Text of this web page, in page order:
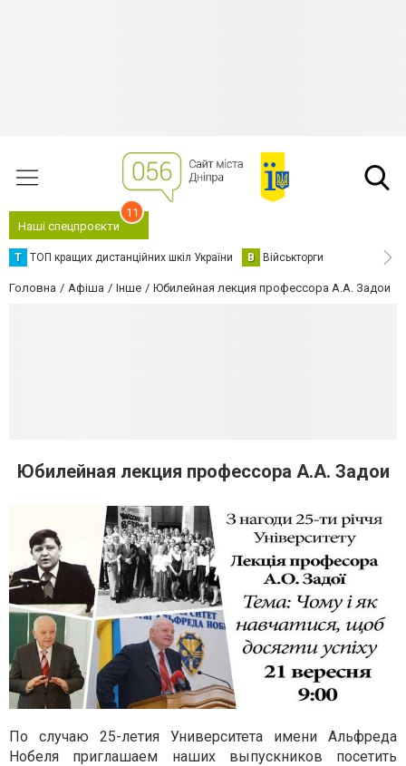
Наші спецпроєкти
11
Т ТОП кращих дистанційних шкіл України В Військторги
Головна Афіша Інше Юбилейная лекция профессора А.А. Задои
Юбилейная лекция профессора А.А. Задои
По случаю 25-летия Университета имени Альфреда
Нобеля приглашаем наших выпускников посетить